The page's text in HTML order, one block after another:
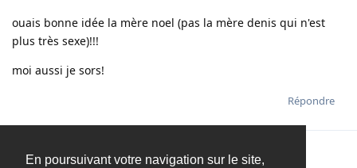
En poursuivant votre navigation sur le site,
ouais bonne idée la mère noel (pas la mère denis qui n'est
plus très sexe)!!!
moi aussi je sors!
Répondre